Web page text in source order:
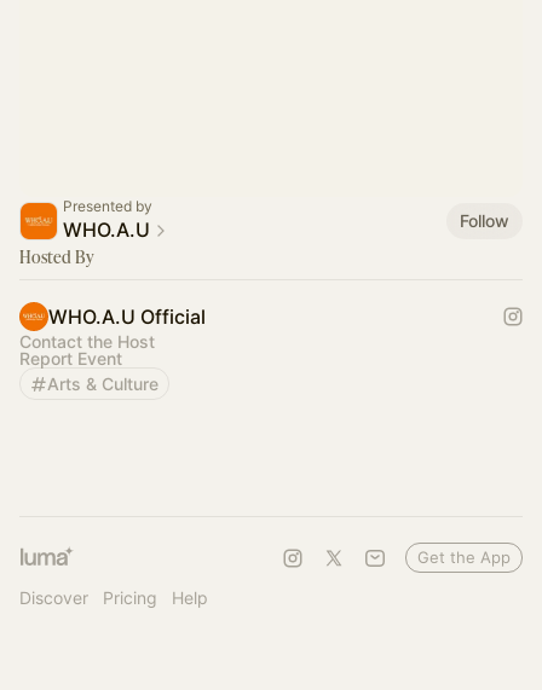
Presented by
WHO.A.U Follow
Hosted By
WHO.A.U Official
Contact the Host
Report Event
Arts & Culture
Discover Pricing Help
Get the App